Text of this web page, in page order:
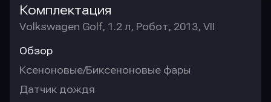
Комплектация
Volkswagen Golf, 1.2 л, Робот, 2013, VII
Обзор
Ксеноновые/Биксеноновые фары
Датчик дождя